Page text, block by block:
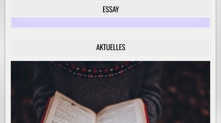
TECHNIKEN
KÖRPER,
UND
RUHE
ESSAY
AKTUELLES